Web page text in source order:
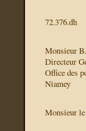
72.376.dh
Monsieur
Directeur
Office des
Niamey
Monsieur